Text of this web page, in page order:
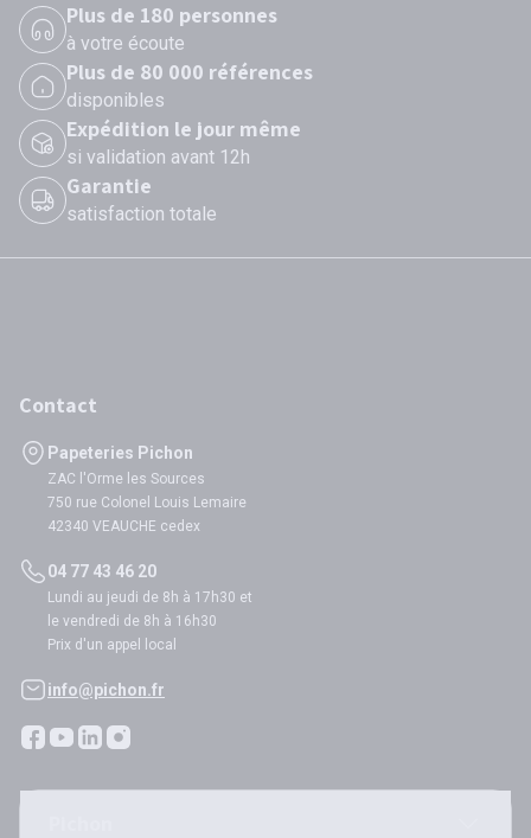
Plus de 180 personnes
à votre écoute
Plus de 80 000 références
disponibles
Expédition le jour même
si validation avant 12h
Garantie
satisfaction totale
Contact
Papeteries Pichon
ZAC l'Orme les Sources
750 rue Colonel Louis Lemaire
42340 VEAUCHE cedex
04 77 43 46 20
Lundi au jeudi de 8h à 17h30 et
le vendredi de 8h à 16h30
Prix d'un appel local
info@pichon.fr